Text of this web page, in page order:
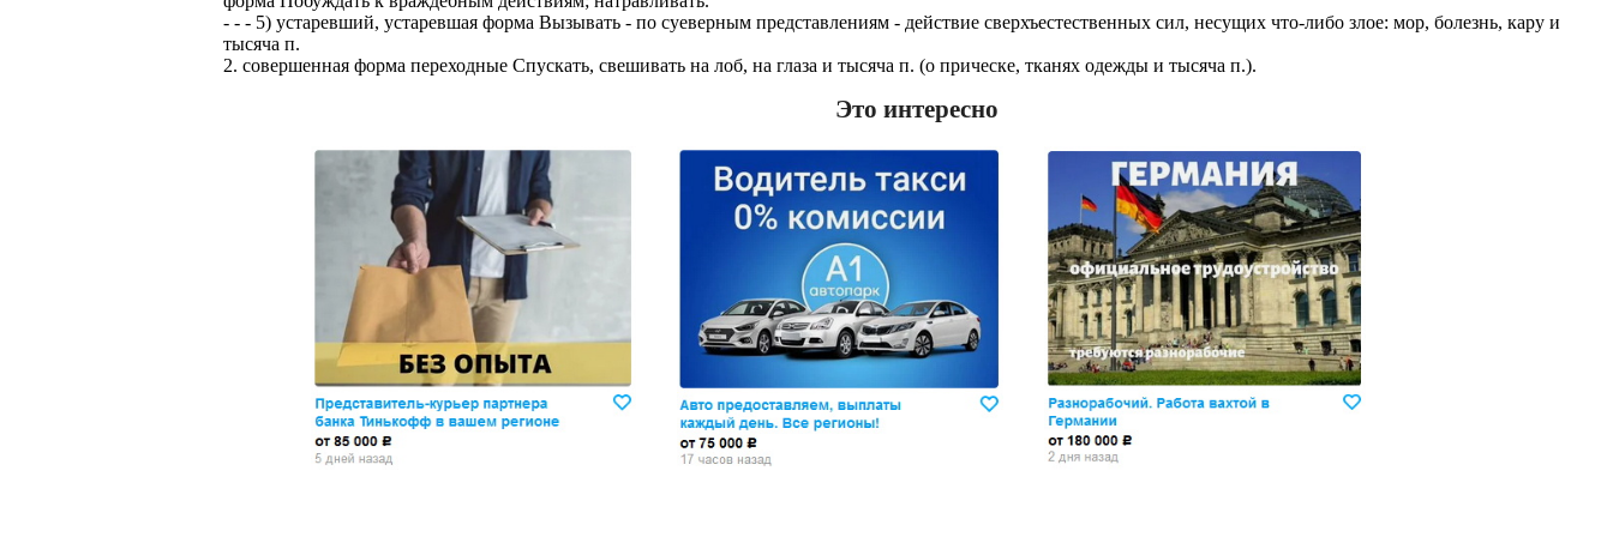
- - - 5) устаревший, устаревшая форма Вызывать - по суеверным представлениям - действие сверхъестественных сил, несущих что-либо злое: мор, болезнь, кару и
тысяча п.
2. совершенная форма переходные Спускать, свешивать на лоб, на глаза и тысяча п. (о прическе, тканях одежды и тысяча п.).
Это интересно